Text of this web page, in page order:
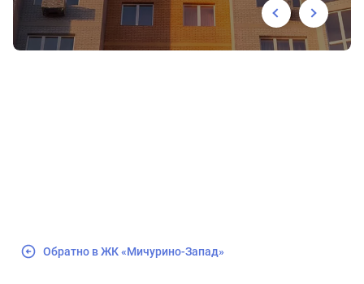
Обратно в ЖК «Мичурино-Запад»